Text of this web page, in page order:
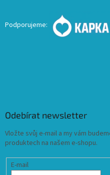
Podporujeme:
Odebírat newsletter
Vložte svůj e-mail a my vám
produktech na našem e-shopu.
E-mail